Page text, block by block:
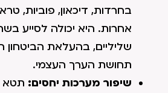
בחרדות, דיכאון, פוביות,
אחרות. היא יכולה לסייע
שליליים, בהעלאת הביטחון
תחושת הערך העצמי.
שיפור מערכות יחסים: תטא